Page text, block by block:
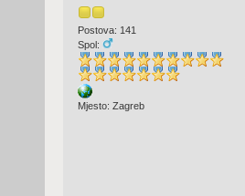
Postova: 141
Spol:
Mjesto: Zagreb